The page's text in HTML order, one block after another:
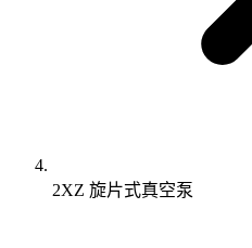
2XZ 旋片式真空泵